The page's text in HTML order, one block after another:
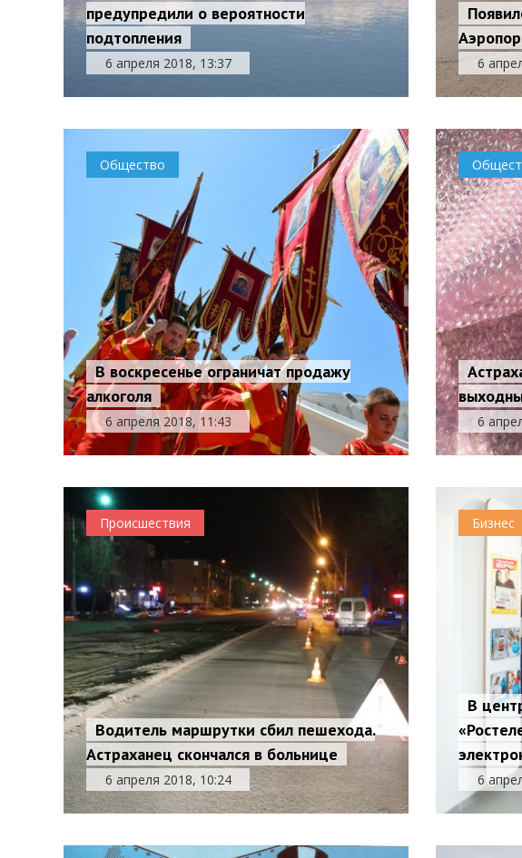
предупредили о вероятности
подтопления
6 апреля 2018, 13:37 6
Общество
В воскресенье ограничат продажу
алкоголя
6 апреля 2018, 11:43 6
Происшествия
Водитель маршрутки сбил пешехода.
Астраханец скончался в больнице
6 апреля 2018, 10:24
Бизнес
В
6